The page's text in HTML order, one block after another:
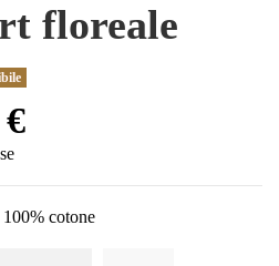
floreale
cotone